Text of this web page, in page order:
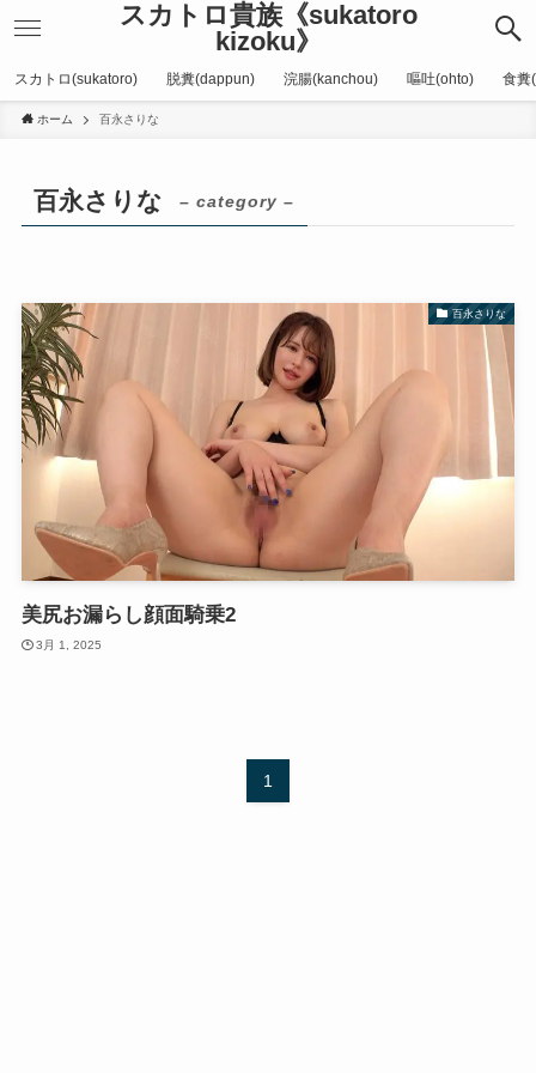
スカトロ貴族《sukatoro
kizoku》
スカトロ(sukatoro) 脱糞(dappun) 浣腸(kanchou) 嘔吐(ohto) 食糞
ホーム 百永さりな
百永さりな – category –
百永さりな
美尻お漏らし顔面騎乗2
3月 1, 2025
1